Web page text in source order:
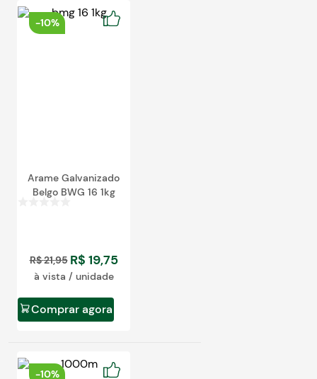
-10%
Arame Galvanizado
Belgo BWG 16 1kg
R$21,95 R$ 19,75
à vista / unidade
Comprar agora
-10%
Blog